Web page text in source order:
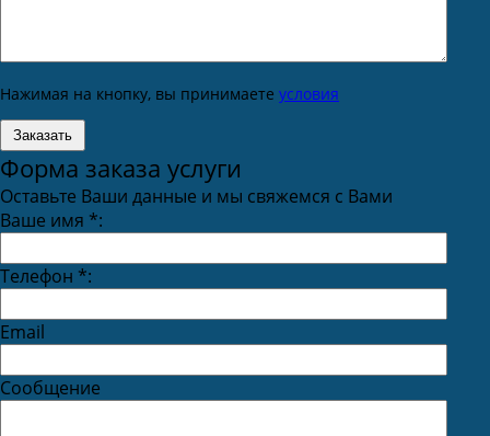
Нажимая на кнопку, вы принимаете условия
Форма заказа услуги
Оставьте Ваши данные и мы свяжемся с Вами
Ваше имя *:
Телефон *:
Email
Сообщение